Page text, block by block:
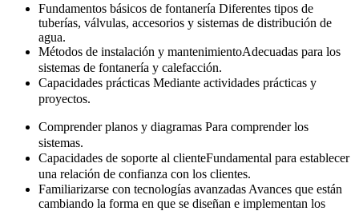
Fundamentos básicos de fontanería Diferentes tipos de
tuberías, válvulas, accesorios y sistemas de distribución de
agua.
Métodos de instalación y mantenimientoAdecuadas para los
sistemas de fontanería y calefacción.
Capacidades prácticas Mediante actividades prácticas y
proyectos.
Comprender planos y diagramas Para comprender los
sistemas.
Capacidades de soporte al clienteFundamental para establecer
una relación de confianza con los clientes.
Familiarizarse con tecnologías avanzadas Avances que están
cambiando la forma en que se diseñan e implementan los